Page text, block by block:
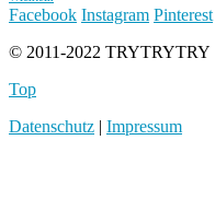
Facebook Instagram Pinterest
© 2011-2022 TRYTRYTRY
Top
Datenschutz | Impressum